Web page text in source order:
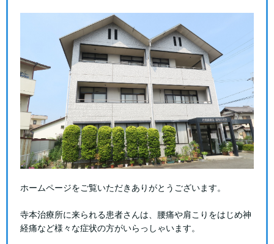
ホームページをご覧いただきありがとうございます。
寺本治療所に来られる患者さんは、腰痛や肩こりをはじめ神
経痛など様々な症状の方がいらっしゃいます。